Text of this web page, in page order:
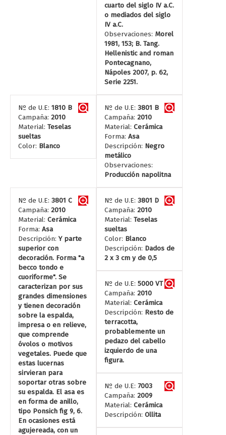
cuarto del siglo IV a.C.
o mediados del siglo
IV a.C.
Observaciones: Morel
1981, 153; B. Tang.
Hellenistic and roman
Pontecagnano,
Nápoles 2007, p. 62,
Serie 2251.
Nº de U.E: 1810 B
Campaña: 2010
Material: Teselas
sueltas
Color: Blanco
Nº de U.E: 3801 B
Campaña: 2010
Material: Cerámica
Forma: Asa
Descripción: Negro
metálico
Observaciones:
Producción napolitna
Nº de U.E: 3801 C
Campaña: 2010
Material: Cerámica
Forma: Asa
Descripción:Y parte
superior con
decoración. Forma "a
becco tondo e
cuoriforme". Se
caracterizan por sus
grandes dimensiones
y tienen decoración
sobre la espalda,
impresa o en relieve,
que comprende
óvolos o motivos
vegetales. Puede que
estas lucernas
sirvieran para
soportar otras sobre
su espalda. El asa es
en forma de anillo,
tipo Ponsich fig 9, 6.
En ocasiones está
agujereada, con un
Nº de U.E: 3801 D
Campaña: 2010
Material: Teselas
sueltas
Color: Blanco
Descripción: Dados de
2 x 3 cm y de 0,5
Nº de U.E: 5000 VT
Campaña: 2010
Material: Cerámica
Descripción: Resto de
terracotta,
probablemente un
pedazo del cabello
izquierdo de una
figura.
Nº de U.E: 7003
Campaña: 2009
Material: Cerámica
Descripción: Ollita